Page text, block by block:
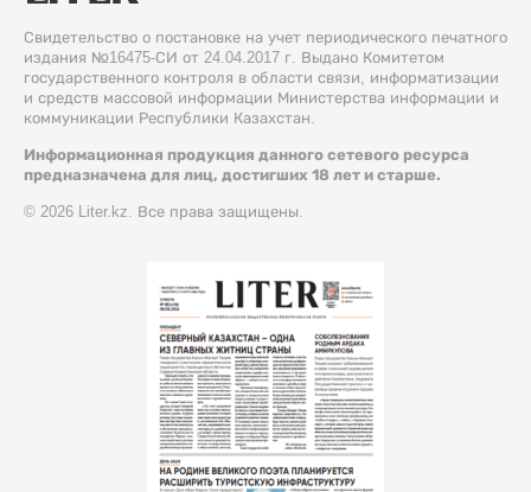
Свидетельство о постановке на учет периодического печатного
издания №16475-СИ от 24.04.2017 г. Выдано Комитетом
государственного контроля в области связи, информатизации
и средств массовой информации Министерства информации и
коммуникации Республики Казахстан.
Информационная продукция данного сетевого ресурса
предназначена для лиц, достигших 18 лет и старше.
© 2026 Liter.kz. Все права защищены.